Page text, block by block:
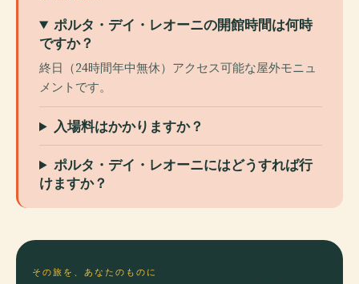
ポルタ・デイ・レオーニの開館時間は何時
ですか？
終日（24時間年中無休）アクセス可能な屋外モニュ
メントです。
入場料はかかりますか？
ポルタ・デイ・レオーニにはどうすれば行
けますか？
その旅を、あなたのものに